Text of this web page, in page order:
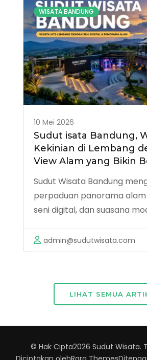
Karo yang masih
sekarang. Lokasinya
Bunga Herba …
WISATA BANDUNG
10 Mei 2026
Sudut isata Bandung,
Kekinian di Lembang
View Alam yang Bikin
Sudut Wisata Bandung
perpaduan panorama alam
seni digital, dan suasana
spot estetik.
admin@sudutwisata.com
LIHAT SEMUA
© Hak Cipta2026 Sudut Wisata.